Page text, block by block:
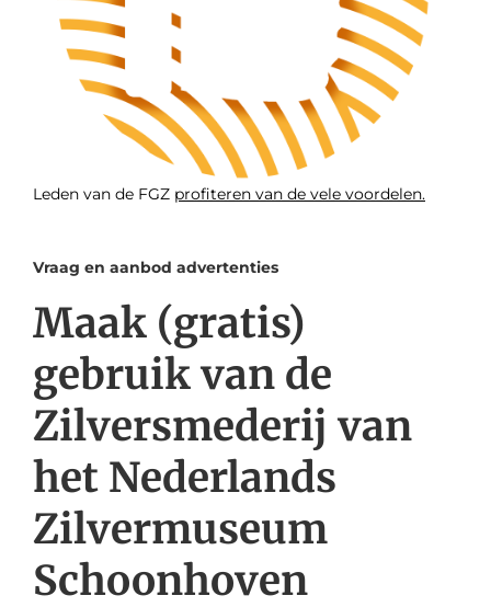
Leden van de FGZ profiteren van de vele voordelen.
Vraag en aanbod advertenties
Maak (gratis)
gebruik van de
Zilversmederij van
het Nederlands
Zilvermuseum
Schoonhoven